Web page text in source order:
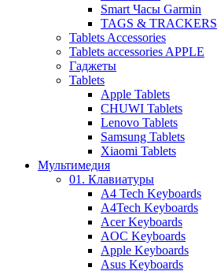
Smart Часы Garmin
TAGS & TRACKERS
Tablets Accessories
Tablets accessories APPLE
Гаджеты
Tablets
Apple Tablets
CHUWI Tablets
Lenovo Tablets
Samsung Tablets
Xiaomi Tablets
Мультимедия
01. Клавиатуры
A4 Tech Keyboards
A4Tech Keyboards
Acer Keyboards
AOC Keyboards
Apple Keyboards
Asus Keyboards